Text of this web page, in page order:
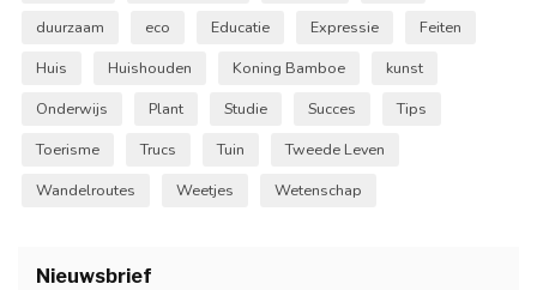
duurzaam
eco Educatie Expressie
Feiten
Huis
Huishouden Koning Bamboe
kunst
Onderwijs
Plant Studie Succes
Tips
Toerisme
Trucs Tuin
Tweede Leven
Wandelroutes
Weetjes Wetenschap
Nieuwsbrief